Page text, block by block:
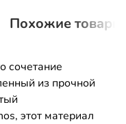
Похожие товары
сочетание
из прочной
этот материал